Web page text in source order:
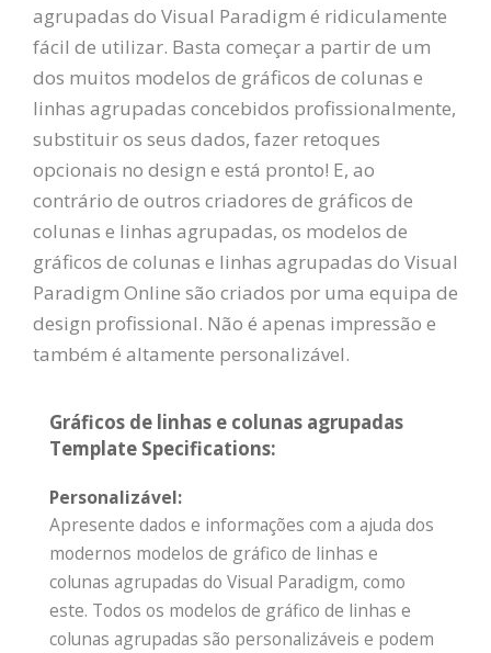
agrupadas do Visual Paradigm é ridiculamente
fácil de utilizar. Basta começar a partir de um
dos muitos modelos de gráficos de colunas e
linhas agrupadas concebidos profissionalmente,
substituir os seus dados, fazer retoques
opcionais no design e está pronto! E, ao
contrário de outros criadores de gráficos de
colunas e linhas agrupadas, os modelos de
gráficos de colunas e linhas agrupadas do Visual
Paradigm Online são criados por uma equipa de
design profissional. Não é apenas impressão e
também é altamente personalizável.
Gráficos de linhas e colunas agrupadas
Template Specifications:
Personalizável:
Apresente dados e informações com a ajuda dos
modernos modelos de gráfico de linhas e
colunas agrupadas do Visual Paradigm, como
este. Todos os modelos de gráfico de linhas e
colunas agrupadas são personalizáveis e podem